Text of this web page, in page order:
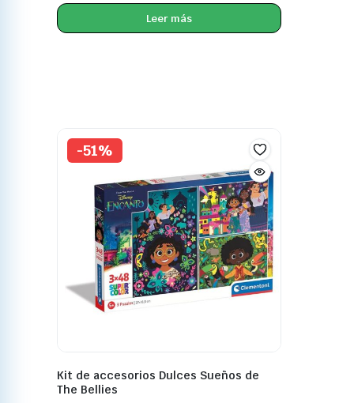
Leer más
-51%
Kit de accesorios Dulces Sueños de
The Bellies